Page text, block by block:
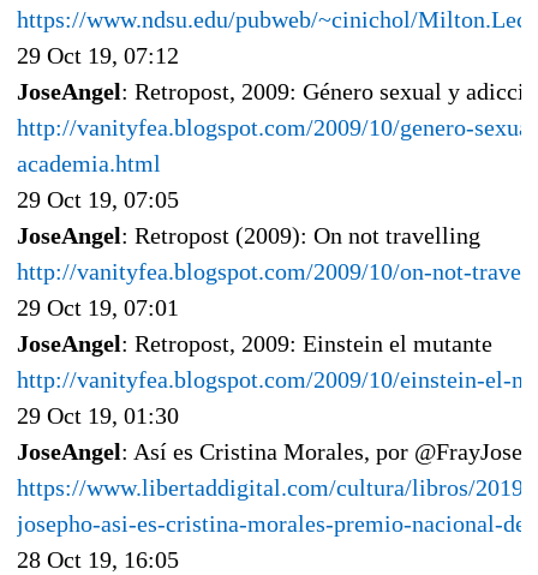
https://www.ndsu.edu/pubweb/~cinichol/
29 Oct 19, 07:12
JoseAngel: Retropost, 2009: Género sexual y
http://vanityfea.blogspot.com/2009/10/genero-
academia.html
29 Oct 19, 07:05
JoseAngel: Retropost (2009): On not travelling
http://vanityfea.blogspot.com/2009/10/on-not-
29 Oct 19, 07:01
JoseAngel: Retropost, 2009: Einstein el mutante
http://vanityfea.blogspot.com/2009/10/einstein-el-
29 Oct 19, 01:30
JoseAngel: Así es Cristina Morales, por
https://www.libertaddigital.com/cultura/libros/
josepho-asi-es-cristina-morales-premio-nacional-
28 Oct 19, 16:05